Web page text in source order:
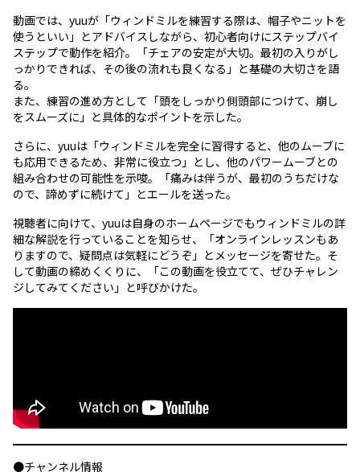
動画では、yuuが「ウィンドミルを練習する際は、帽子やニットを
使うといい」とアドバイスしながら、初心者向けにステップバイ
ステップで動作を紹介。「チェアの安定が大切。最初の入りがし
っかりできれば、その後の流れも良くなる」と基礎の大切さを語
る。
また、練習の進め方として「頭をしっかり側頭部につけて、崩し
をスムーズに」と具体的なポイントを示した。
さらに、yuuは「ウィンドミルを完全に習得すると、他のムーブに
も応用できるため、非常に役立つ」とし、他のパワームーブとの
組み合わせの可能性を示唆。「痛みは伴うが、最初のうちだけな
ので、諦めずに続けて」とエールを送った。
視聴者に向けて、yuuは自身のホームページでもウィンドミルの詳
細な解説を行っていることを知らせ、「オンラインレッスンもあ
りますので、疑問点は気軽にどうぞ」とメッセージを寄せた。そ
して動画の締めくくりに、「この動画を役立てて、ぜひチャレン
ジしてみてください」と呼びかけた。
●チャンネル情報